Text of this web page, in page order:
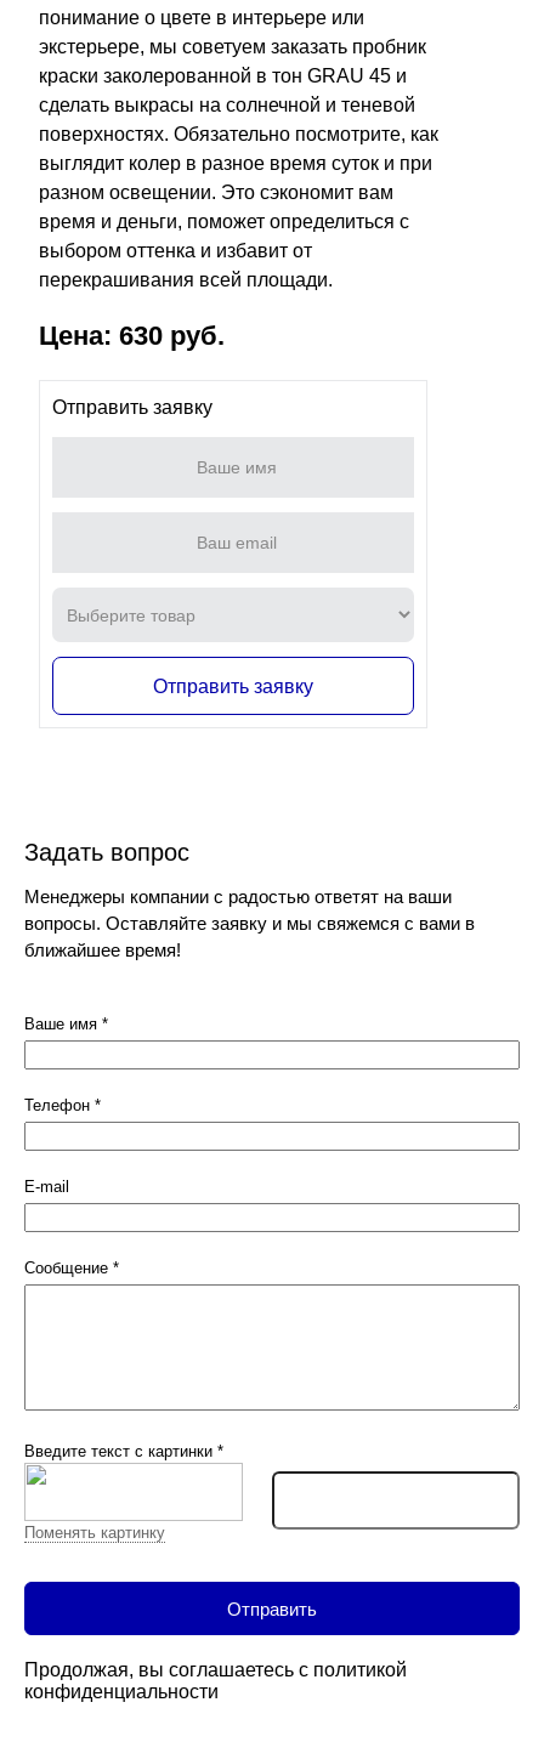
понимание о цвете в интерьере или
экстерьере, мы советуем заказать пробник
краски заколерованной в тон GRAU 45 и
сделать выкрасы на солнечной и теневой
поверхностях. Обязательно посмотрите, как
выглядит колер в разное время суток и при
разном освещении. Это сэкономит вам
время и деньги, поможет определиться с
выбором оттенка и избавит от
перекрашивания всей площади.
Цена: 630 руб.
Отправить заявку
Отправить заявку
Задать вопрос
Менеджеры компании с радостью ответят на ваши
вопросы. Оставляйте заявку и мы свяжемся с вами в
ближайшее время!
Ваше имя *
Телефон *
E-mail
Сообщение *
Введите текст с картинки *
Поменять картинку
Продолжая, вы соглашаетесь с политикой
конфиденциальности